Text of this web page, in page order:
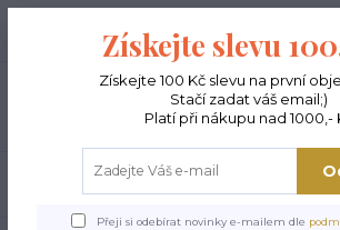
Po - Pá 9-15:00Získejte slevu
Získejte 100 Kč slevu na první
Stačí zadat váš email;)
Platí při nákupu nad 1000,-
Přeji si odebírat novinky e-mailem dle